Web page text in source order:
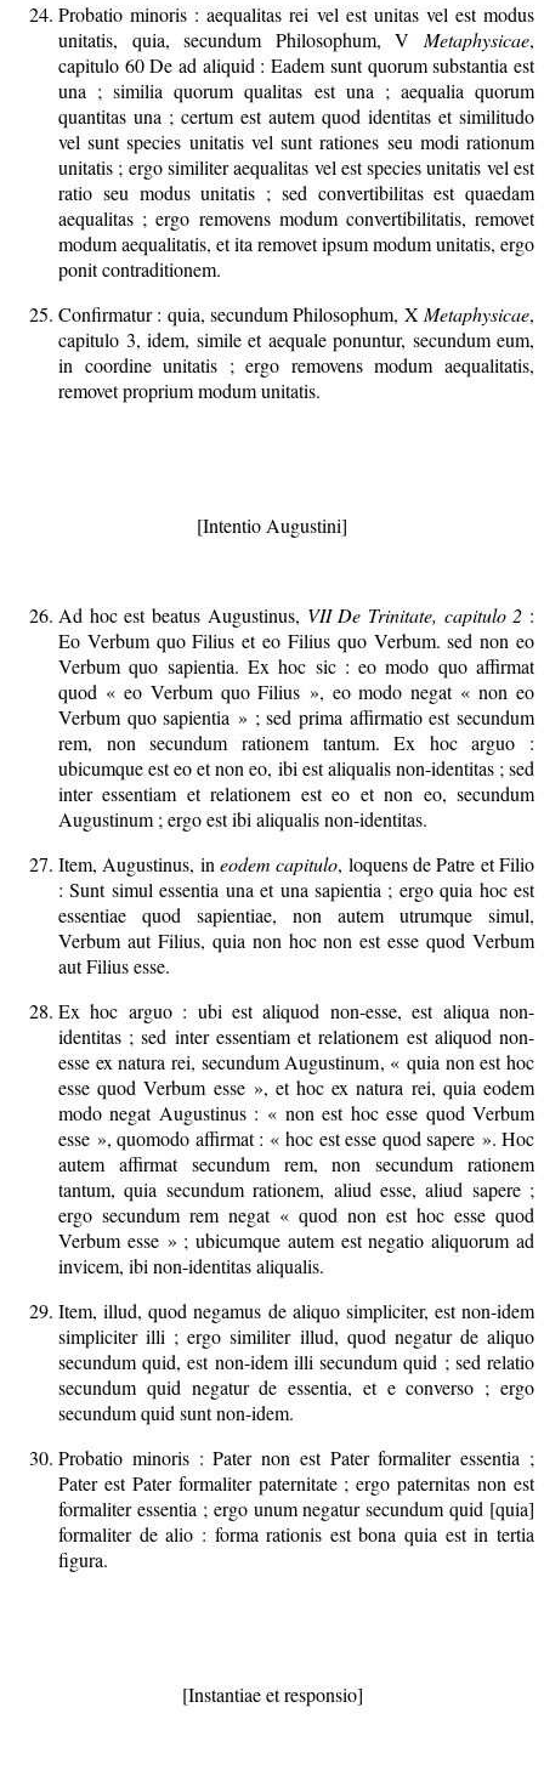
Probatio minoris : aequalitas rei vel est unitas vel est modus
unitatis, quia, secundum Philosophum, VMetaphysicae,
capitulo 60 De ad aliquid : Eadem sunt quorum substantia est
una ; similia quorum qualitas est una ; aequalia quorum
quantitas una ; certum est autem quod identitas et similitudo
vel sunt species unitatis vel sunt rationes seu modi rationum
unitatis ; ergo similiter aequalitas vel est species unitatis vel est
ratio seu modus unitatis ; sed convertibilitas est quaedam
aequalitas ; ergo removens modum convertibilitatis, removet
modum aequalitatis, et ita removet ipsum modum unitatis, ergo
ponit contraditionem.
Confirmatur : quia, secundum Philosophum, XMetaphysicae,
capitulo 3, idem, simile et aequale ponuntur, secundum eum,
in coordine unitatis ; ergo removens modum aequalitatis,
removet proprium modum unitatis.
[Intentio Augustini]
Ad hoc est beatus Augustinus, VII De Trinitate, capitulo 2 :
Eo Verbum quo Filius et eo Filius quo Verbum. sed non eo
Verbum quo sapientia. Ex hoc sic : eo modo quo affirmat
quod « eo Verbum quo Filius », eo modo negat « non eo
Verbum quo sapientia » ; sed prima affirmatio est secundum
rem, non secundum rationem tantum. Ex hoc arguo :
ubicumque est eo et non eo, ibi est aliqualis non-identitas ; sed
inter essentiam et relationem est eo et non eo, secundum
Augustinum ; ergo est ibi aliqualis non-identitas.
Item, Augustinus, ineodem capitulo, loquens de Patre et Filio
: Sunt simul essentia una et una sapientia ; ergo quia hoc est
essentiae quod sapientiae, non autem utrumque simul,
Verbum aut Filius, quia non hoc non est esse quod Verbum
aut Filius esse.
Ex hoc arguo : ubi est aliquod non-esse, est aliqua non-
identitas ; sed inter essentiam et relationem est aliquod non-
esse ex natura rei, secundum Augustinum, « quia non est hoc
esse quod Verbum esse », et hoc ex natura rei, quia eodem
modo negat Augustinus : « non est hoc esse quod Verbum
esse », quomodo affirmat : « hoc est esse quod sapere ». Hoc
autem affirmat secundum rem, non secundum rationem
tantum, quia secundum rationem, aliud esse, aliud sapere ;
ergo secundum rem negat « quod non est hoc esse quod
Verbum esse » ; ubicumque autem est negatio aliquorum ad
invicem, ibi non-identitas aliqualis.
Item, illud, quod negamus de aliquo simpliciter, est non-idem
simpliciter illi ; ergo similiter illud, quod negatur de aliquo
secundum quid, est non-idem illi secundum quid ; sed relatio
secundum quid negatur de essentia, et e converso ; ergo
secundum quid sunt non-idem.
Probatio minoris : Pater non est Pater formaliter essentia ;
Pater est Pater formaliter paternitate ; ergo paternitas non est
formaliter essentia ; ergo unum negatur secundum quid [quia]
formaliter de alio : forma rationis est bona quia est in tertia
figura.
[Instantiae et responsio]